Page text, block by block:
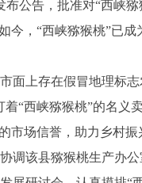
公告，批准对“西峡
今，“西峡猕猴桃”已
面上存在假冒地理标
“西峡猕猴桃”的名义卖
市场信誉，助力乡村
调该县猕猴桃生产办